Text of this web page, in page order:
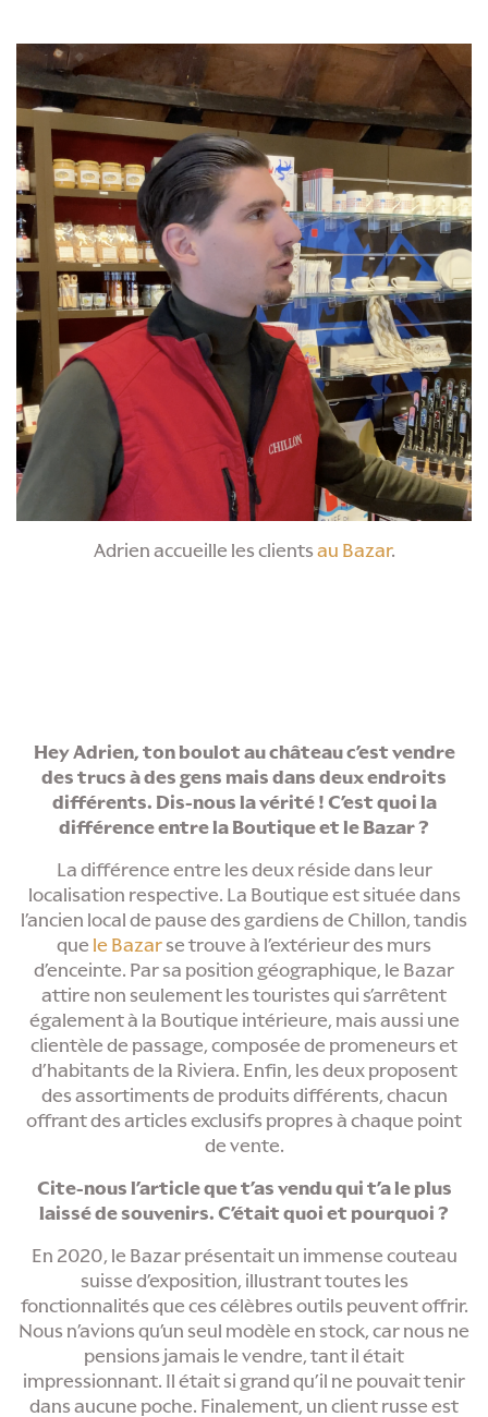
Adrien accueille les clients au Bazar.
Hey Adrien, ton boulot au château c’est vendre
des trucs à des gens mais dans deux endroits
différents. Dis-nous la vérité ! C’est quoi la
différence entre la Boutique et le Bazar ?
La différence entre les deux réside dans leur
localisation respective. La Boutique est située dans
l’ancien local de pause des gardiens de Chillon, tandis
que le Bazarse trouve à l’extérieur des murs
d’enceinte. Par sa position géographique, le Bazar
attire non seulement les touristes qui s’arrêtent
également à la Boutique intérieure, mais aussi une
clientèle de passage, composée de promeneurs et
d’habitants de la Riviera. Enfin, les deux proposent
des assortiments de produits différents, chacun
offrant des articles exclusifs propres à chaque point
de vente.
Cite-nous l’article que t’as vendu qui t’a le plus
laissé de souvenirs. C’était quoi et pourquoi ?
En 2020, le Bazar présentait un immense couteau
suisse d’exposition, illustrant toutes les
fonctionnalités que ces célèbres outils peuvent offrir.
Nous n’avions qu’un seul modèle en stock, car nous ne
pensions jamais le vendre, tant il était
impressionnant. Il était si grand qu’il ne pouvait tenir
dans aucune poche. Finalement, un client russe est